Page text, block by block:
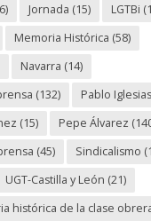
Jornada (15) LGTBi
Memoria Histórica (58)
Navarra (14)
(132) Pablo Iglesias
(15) Pepe Álvarez
(45) Sindicalismo
UGT-Castilla y León (21)
histórica de la clase